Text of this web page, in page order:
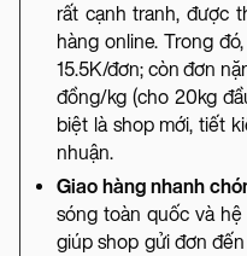
rất cạnh tranh, được
hàng online. Trong
15.5K/đơn; còn đơn
đồng/kg (cho 20kg
biệt là shop mới, tiết
nhuận.
Giao hàng nhanh
sóng toàn quốc và
giúp shop gửi đơn